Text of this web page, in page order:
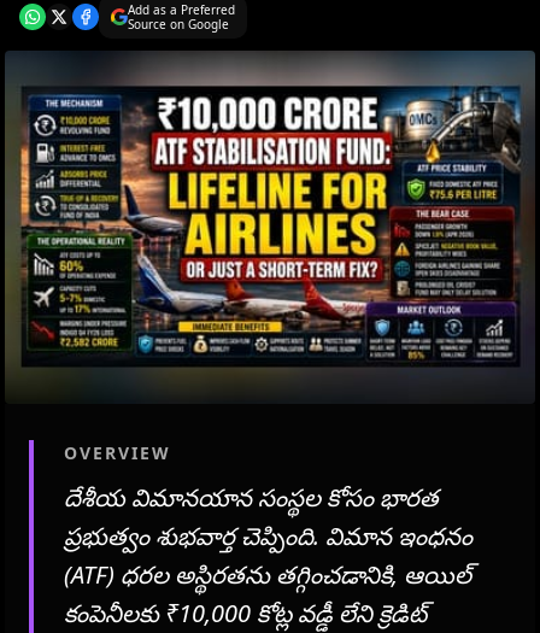
Add as a Preferred
Source on Google
OVERVIEW
దేశీయ విమానయాన సంస్థల కోసం భారత
ప్రభుత్వం శుభవార్త చెప్పింది. విమాన ఇంధనం
(ATF) ధరల అస్థిరతను తగ్గించడానికి, ఆయిల్
కంపెనీలకు ₹10,000 కోట్ల వడ్డీ లేని క్రెడిట్